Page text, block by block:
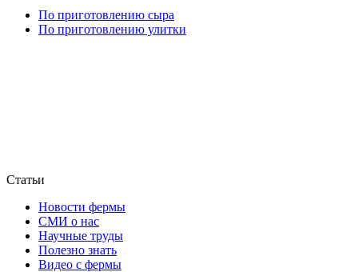
По приготовлению сыра
По приготовлению улитки
Статьи
Новости фермы
СМИ о нас
Научные труды
Полезно знать
Видео с фермы